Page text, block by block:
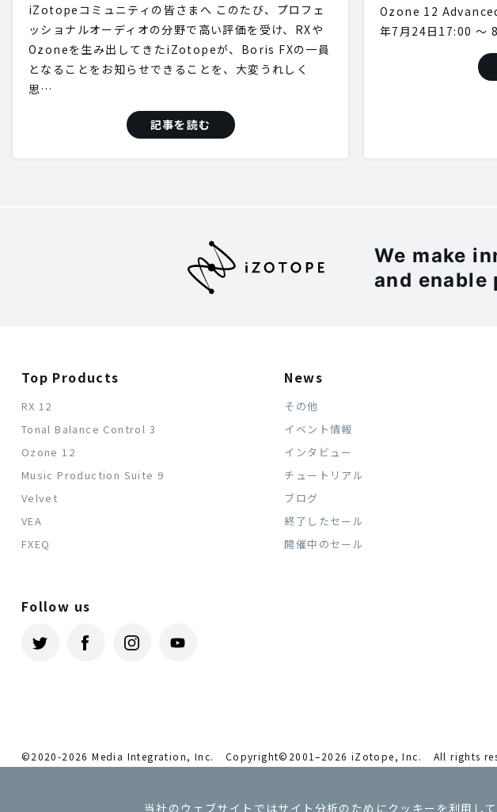
iZotopeコミュニティの皆さまへ このたび、プロフェ
ッショナルオーディオの分野で高い評価を受け、RXや
Ozoneを生み出してきたiZotopeが、Boris FXの一員
となることをお知らせできることを、大変うれしく
思…
記事を読む
Ozone 12
年7月24日17:00
We make
and enable
Top Products
RX 12
Tonal Balance Control 3
Ozone 12
Music Production Suite 9
Velvet
VEA
FXEQ
News
その他
イベント情報
インタビュー
チュートリアル
ブログ
終了したセール
開催中のセール
Follow us
©2020-2026 Media Integration, Inc. Copyright©2001–2026 iZotope, Inc. All rights
当社のウェブサイトではサイト分析のためにクッキーを利用し